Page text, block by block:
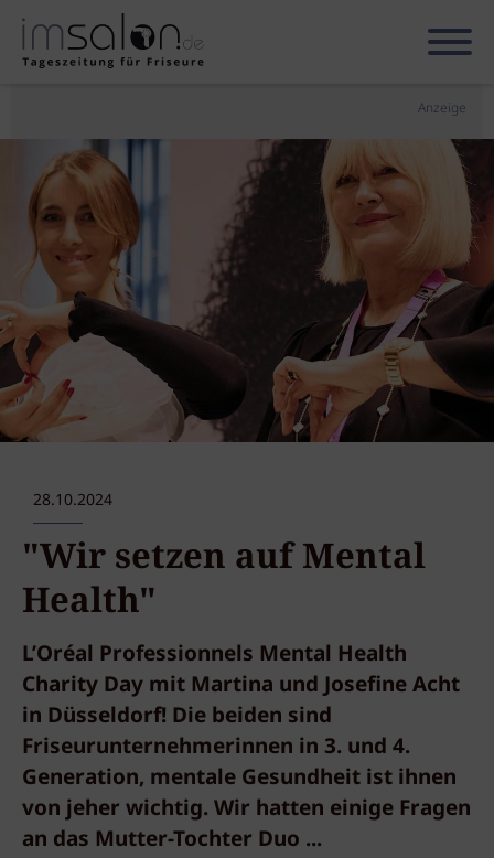
Anzeige
28.10.2024
"Wir setzen auf Mental
Health"
L’Oréal Professionnels Mental Health
Charity Day mit Martina und Josefine Acht
in Düsseldorf! Die beiden sind
Friseurunternehmerinnen in 3. und 4.
Generation, mentale Gesundheit ist ihnen
von jeher wichtig. Wir hatten einige Fragen
an das Mutter-Tochter Duo ...